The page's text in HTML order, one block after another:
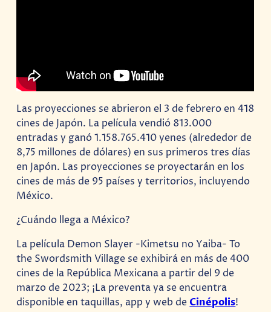
Las proyecciones se abrieron el 3 de febrero en 418
cines de Japón. La película vendió 813.000
entradas y ganó 1.158.765.410 yenes (alrededor de
8,75 millones de dólares) en sus primeros tres días
en Japón. Las proyecciones se proyectarán en los
cines de más de 95 países y territorios, incluyendo
México.
¿Cuándo llega a México?
La película Demon Slayer -Kimetsu no Yaiba- To
the Swordsmith Village se exhibirá en más de 400
cines de la República Mexicana a partir del 9 de
marzo de 2023; ¡La preventa ya se encuentra
disponible en taquillas, app y web deCinépolis!